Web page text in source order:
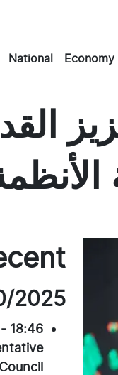
National Economy
2025
18:46
-